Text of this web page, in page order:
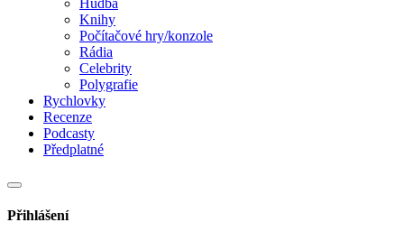
Hudba
Knihy
Počítačové hry/konzole
Rádia
Celebrity
Polygrafie
Rychlovky
Recenze
Podcasty
Předplatné
Přihlášení